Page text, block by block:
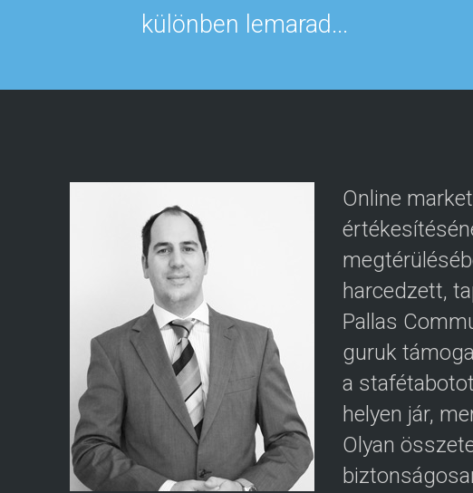
különben lemarad...
Online
harcedzett,
Pallas
guruk
a
helyen jár,
Olyan